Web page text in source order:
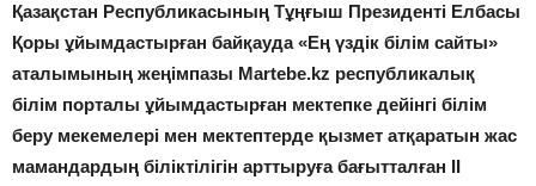
Қазақстан Республикасының Тұңғыш Президенті Елбасы
Қоры ұйымдастырған байқауда «Ең үздік білім сайты»
аталымының жеңімпазы Martebe.kz республикалық
білім порталы ұйымдастырған мектепке дейінгі білім
беру мекемелері мен мектептерде қызмет атқаратын жас
мамандардың біліктілігін арттыруға бағытталған ІІ